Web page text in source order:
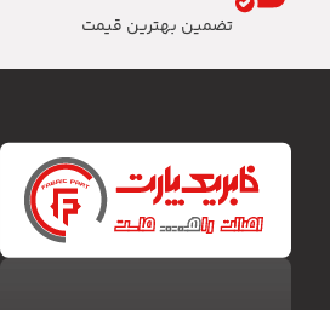
تضمین بهترین قیمت